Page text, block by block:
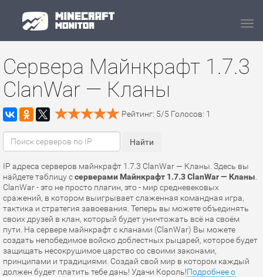
Сервера Майнкрафт 1.7.3
ClanWar — Кланы
Рейтинг: 5/5 Голосов: 1
IP адреса серверов майнкрафт 1.7.3 ClanWar — Кланы. Здесь вы
найдете таблицу ссерверами Майнкрафт 1.7.3 ClanWar — Кланы
ClanWar - это не просто плагин, это - мир средневековых
сражений, в котором выигрывает слаженная командная игра,
тактика и стратегия завоевания. Теперь вы можете объединять
своих друзей в клан, который будет уничтожать всё на своём
пути. На сервере майнкрафт с кланами (ClanWar) Вы можете
создать непобедимое войско доблестных рыцарей, которое будет
защищать несокрушимое царство со своими законами,
принципами и традициями. Создай свой мир в котором каждый
должен будет платить тебе дань! Удачи Король!Подробнее о